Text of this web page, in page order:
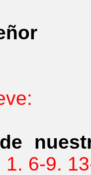
1. 6-9.